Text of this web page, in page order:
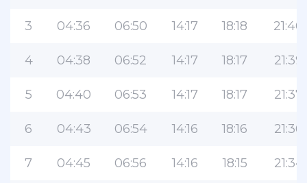
3 04:36 06:50 14:17 18:18 21:40
4 04:38 06:52 14:17 18:17 21:39
5 04:40 06:53 14:17 18:17 21:37
6 04:43 06:54 14:16 18:16 21:36
7 04:45 06:56 14:16 18:15 21:34